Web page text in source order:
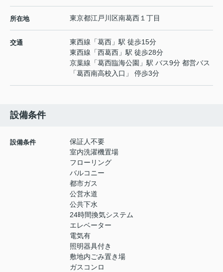
所在地 東京都江戸川区南葛西１丁目
交通 東西線 「葛西 」駅 徒歩15分
東西線 「西葛西 」駅 徒歩28分
京葉線 「葛西臨海公園 」駅 バス9分 都営バス
「葛西南高校入口」 停歩3分
設備条件
設備条件
保証人不要
室内洗濯機置場
フローリング
バルコニー
都市ガス
公営水道
公共下水
24時間換気システム
エレベーター
電気有
照明器具付き
敷地内ごみ置き場
ガスコンロ